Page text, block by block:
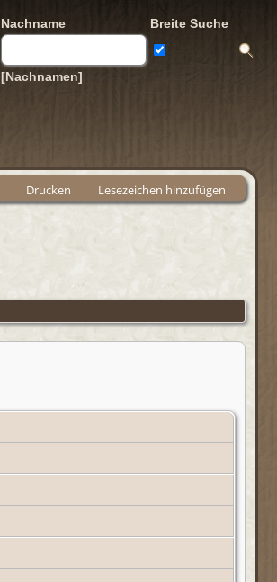
Nachname Breite Suche
[Nachnamen]
Drucken Lesezeichen hinzufügen